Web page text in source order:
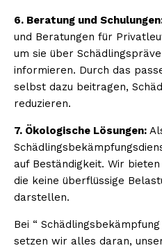
6. Beratung und
und Beratungen für
um sie über
informieren. Durch das
selbst dazu beitragen,
reduzieren.
7. Ökologische Lösungen:
auf Beständigkeit. Wir
die keine überflüssige
darstellen.
Bei “ Schädlingsbekämpfung
setzen wir alles daran,